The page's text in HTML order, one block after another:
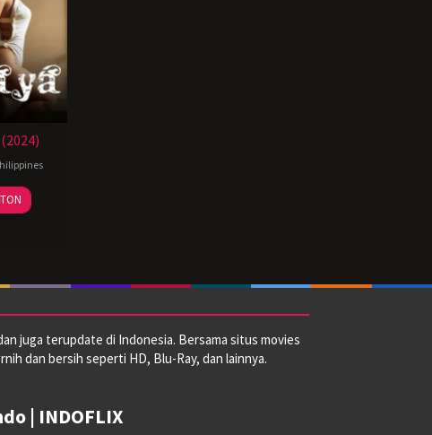
11
Jul
juga terupdate di Indonesia. Bersama situs movies
dan bersih seperti HD, Blu-Ray, dan lainnya.
| INDOFLIX